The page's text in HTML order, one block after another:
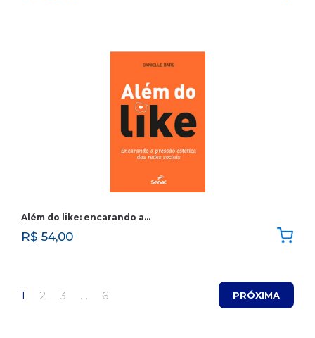
Além do like: encarando a…
R$ 54,00
1 2 3 … 6 PRÓXIMA